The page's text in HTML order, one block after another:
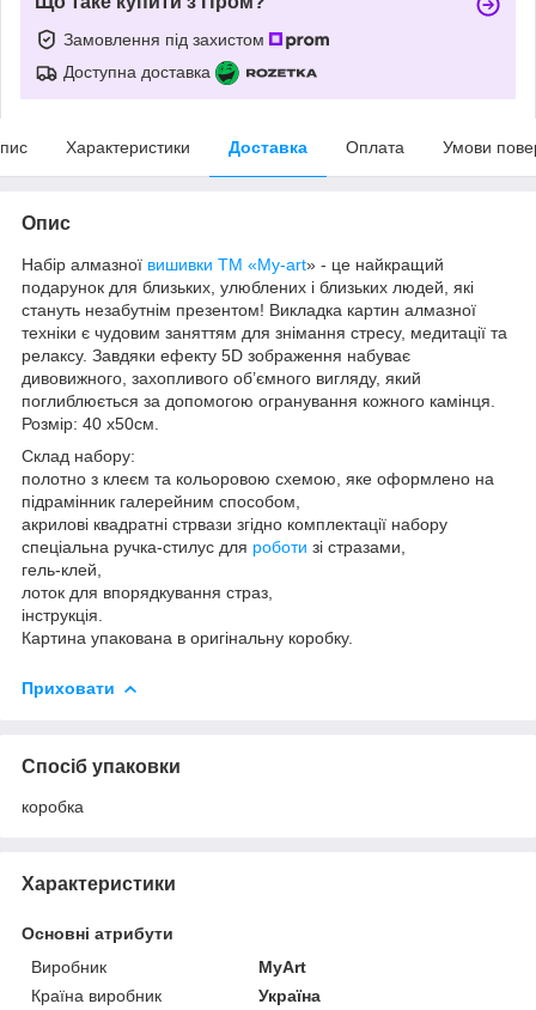
Замовлення під захистом
Доступна доставка
Характеристики Доставка Оплата Умови
Опис
Набір алмазної вишивки ТМ «My-art» - це найкращий
подарунок для близьких, улюблених і близьких людей, які
стануть незабутнім презентом! Викладка картин алмазної
техніки є чудовим заняттям для знімання стресу, медитації та
релаксу. Завдяки ефекту 5D зображення набуває
дивовижного, захопливого об’ємного вигляду, який
поглиблюється за допомогою огранування кожного камінця.
Розмір: 40 x50см.
Склад набору:
полотно з клеєм та кольоровою схемою, яке оформлено на
підрамінник галерейним способом,
акрилові квадратні стрвази згідно комплектації набору
спеціальна ручка-стилус для роботи зі стразами,
гель-клей,
лоток для впорядкування страз,
інструкція.
Картина упакована в оригінальну коробку.
Приховати
Спосіб упаковки
коробка
Характеристики
Основні атрибути
Виробник
MyArt
Країна виробник
Україна